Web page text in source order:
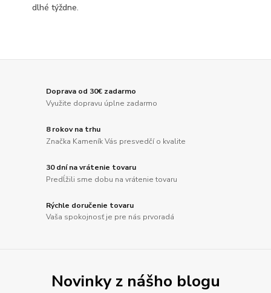
dlhé týždne.
Doprava od 30€ zadarmo
Využite dopravu úplne zadarmo
8 rokov na trhu
Značka Kameník Vás presvedčí o kvalite
30 dní na vrátenie tovaru
Predĺžili sme dobu na vrátenie tovaru
Rýchle doručenie tovaru
Vaša spokojnosť je pre nás prvoradá
Novinky z nášho blogu